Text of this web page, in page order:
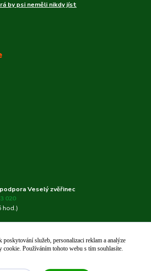
by psi neměli nikdy jíst
Veselý zvěřinec
020
hod.)
poskytování služeb, personalizaci reklam a analýze
cookie. Používáním tohoto webu s tím souhlasíte.